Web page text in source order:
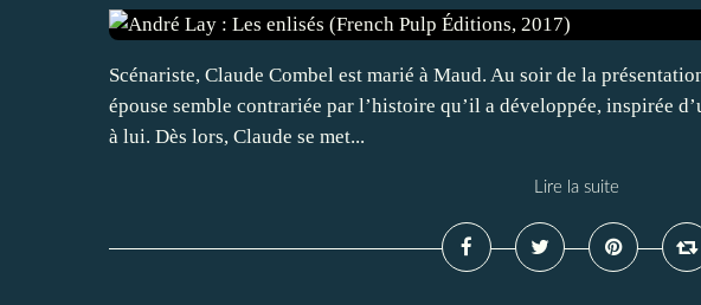
Scénariste, Claude Combel est marié à Maud. Au soir de la
épouse semble contrariée par l’histoire qu’il a développée, inspirée
à lui. Dès lors, Claude se met...
Lire la suite